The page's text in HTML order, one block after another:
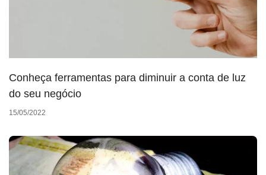
Conheça ferramentas para diminuir a conta de luz
do seu negócio
15/05/2022